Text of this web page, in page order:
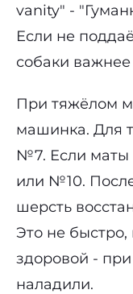
vanity" -
Если не
собаки
При тяжёлом
машинка. Для
№7. Если
или №10.
шерсть
Это не быстро,
здоровой - при
наладили.